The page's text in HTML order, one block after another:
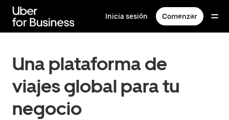
contenido
principal
Inicia sesión Comenzar
Una plataforma de
viajes global para tu
negocio